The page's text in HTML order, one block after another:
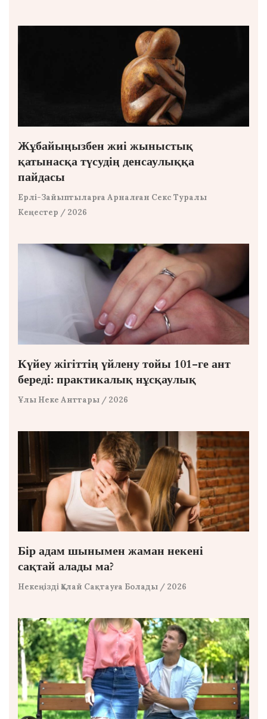
Жұбайыңызбен жиі жыныстық
қатынасқа түсудің денсаулыққа
пайдасы
Ерлі-Зайыптыларға Арналған Секс Туралы
Кеңестер / 2026
Күйеу жігіттің үйлену тойы 101-ге ант
береді: практикалық нұсқаулық
Ұлы Неке Анттары / 2026
Бір адам шынымен жаман некені
сақтай алады ма?
Некеңізді Қалай Сақтауға Болады / 2026